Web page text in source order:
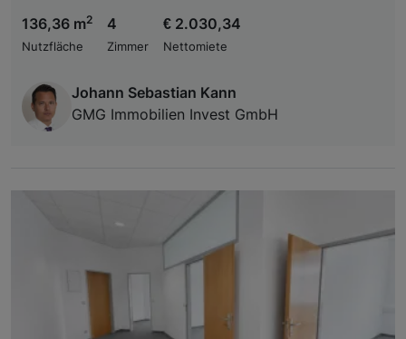
136,36 m2
Nutzfläche
4
Zimmer
€ 2.030,34
Nettomiete
Johann Sebastian Kann
GMG Immobilien Invest GmbH